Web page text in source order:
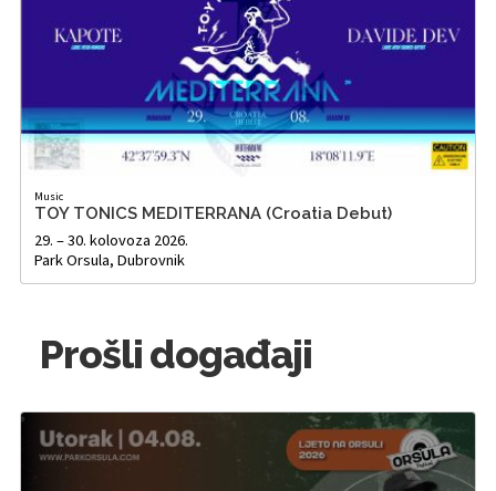
Music
TOY TONICS MEDITERRANA (Croatia Debut)
29. – 30. kolovoza 2026.
Park Orsula, Dubrovnik
Prošli događaji